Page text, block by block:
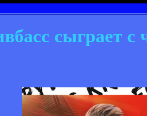
сыграет с